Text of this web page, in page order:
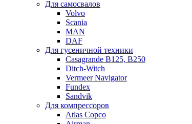
Для самосвалов
Volvo
Scania
MAN
DAF
Для гусеничной техники
Casagrande B125, B250
Ditch-Witch
Vermeer Navigator
Fundex
Sandvik
Для компрессоров
Atlas Copco